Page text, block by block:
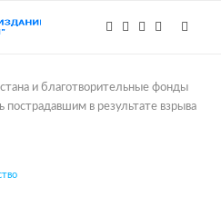
и благотворительные фонды
в результате взрыва